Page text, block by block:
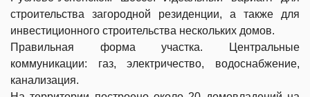
строительства загородной резиденции, а также для
инвестиционного строительства нескольких домов.
Правильная форма участка. Центральные
коммуникации: газ, электричество, водоснабжение,
канализация.